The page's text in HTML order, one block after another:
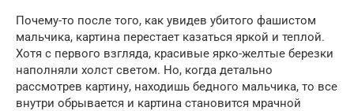
Почему-то после того, как увидев убитого фашистом
мальчика, картина перестает казаться яркой и теплой.
Хотя с первого взгляда, красивые ярко-желтые березки
наполняли холст светом. Но, когда детально
рассмотрев картину, находишь бедного мальчика, то все
внутри обрывается и картина становится мрачной